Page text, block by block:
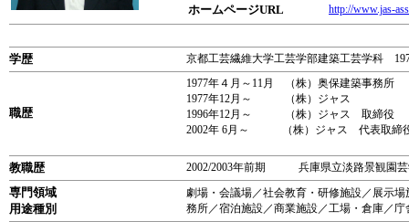
ホームページURL http://www.jas-
学歴 京都工芸繊維大学工芸学部建築工芸学科
職歴
1977年４月～11月 （株）奥保建築事務所
1977年12月～ （株）ジャス
1996年12月～ （株）ジャス 取締役
2002年 6月～ （株）ジャス 代表取締
教職歴 2002/2003年前期 兵庫県立淡路景観園芸
専門領域
用途種別
劇場・会議場／社会教育・研修施設／展示
務所／宿泊施設／商業施設／工場・倉庫／